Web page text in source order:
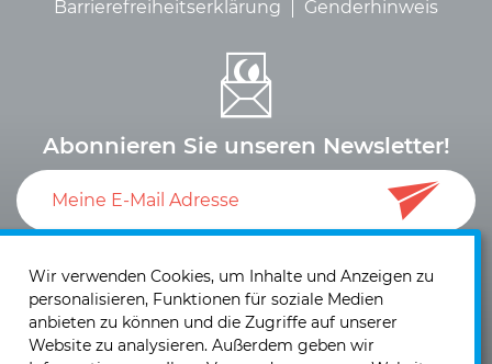
Barrierefreiheitserklärung
Genderhinweis
Abonnieren Sie unseren Newsletter!
Einwilligung zum Versand von Neuigkeiten und
Informationen.
Wir verwenden Cookies, um Inhalte und Anzeigen zu
personalisieren, Funktionen für soziale Medien
anbieten zu können und die Zugriffe auf unserer
Website zu analysieren. Außerdem geben wir